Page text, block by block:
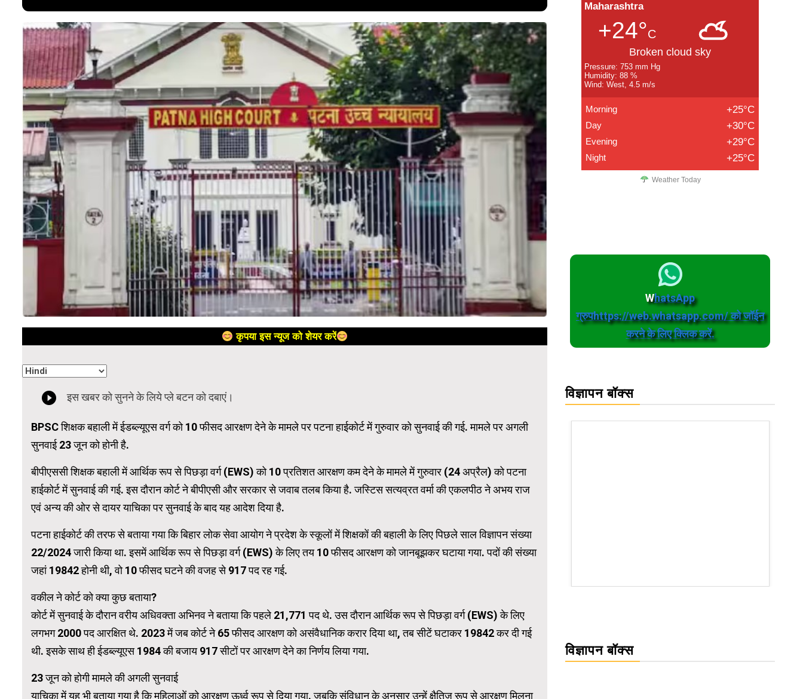
कृपया इस न्यूज को शेयर करें
BPSC शिक्षक बहाली में ईडब्ल्यूएस वर्ग को 10 फीसद आरक्षण देने के मामले पर पटना हाईकोर्ट में गुरुवार को सुनवाई की गई. मामले पर अगली
सुनवाई 23 जून को होनी है.
बीपीएससी शिक्षक बहाली में आर्थिक रूप से पिछड़ा वर्ग (EWS) को 10 प्रतिशत आरक्षण कम देने के मामले में गुरुवार (24 अप्रैल) को पटना
हाईकोर्ट में सुनवाई की गई. इस दौरान कोर्ट ने बीपीएसी और सरकार से जवाब तलब किया है. जस्टिस सत्यव्रत वर्मा की एकलपीठ ने अभय राज
एवं अन्य की ओर से दायर याचिका पर सुनवाई के बाद यह आदेश दिया है.
पटना हाईकोर्ट की तरफ से बताया गया कि बिहार लोक सेवा आयोग ने प्रदेश के स्कूलों में शिक्षकों की बहाली के लिए पिछले साल विज्ञापन संख्या
22/2024 जारी किया था. इसमें आर्थिक रूप से पिछड़ा वर्ग (EWS) के लिए तय 10 फीसद आरक्षण को जानबूझकर घटाया गया. पदों की संख्या
जहां 19842 होनी थी, वो 10 फीसद घटने की वजह से 917 पद रह गई.
वकील ने कोर्ट को क्या कुछ बताया?
कोर्ट में सुनवाई के दौरान वरीय अधिवक्ता अभिनव ने बताया कि पहले 21,771 पद थे. उस दौरान आर्थिक रूप से पिछड़ा वर्ग (EWS) के लिए
लगभग 2000 पद आरक्षित थे. 2023 में जब कोर्ट ने 65 फीसद आरक्षण को असंवैधानिक करार दिया था, तब सीटें घटाकर 19842 कर दी गई
थी. इसके साथ ही ईडब्ल्यूएस 1984 की बजाय 917 सीटों पर आरक्षण देने का निर्णय लिया गया.
23 जून को होगी मामले की अगली सुनवाई
याचिका में यह भी बताया गया है कि महिलाओं को आरक्षण ऊर्ध्व रूप से दिया गया. जबकि संविधान के अनुसार उन्हें क्षैतिज रूप से आरक्षण मिलना
Maharashtra
+24°C
Broken cloud sky
Pressure: 753 mm Hg
Humidity: 88 %
Wind: West, 4.5 m/s
Morning +25°C
Day +30°C
Evening +29°C
Night +25°C
Weather Today
WhatsApp
ग्रुपhttps://web.whatsapp.com/ को जॉईन
करने के लिए क्लिक करें.
विज्ञापन बॉक्स
WordPress Carousel Trial Version
विज्ञापन बॉक्स